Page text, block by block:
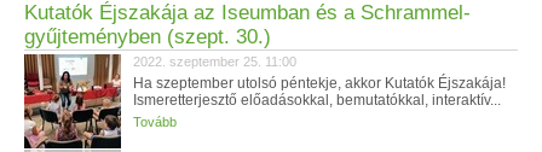
Kutatók Éjszakája az Iseumban és a Schrammel-
gyűjteményben (szept. 30.)
2022. szeptember 25. 11:00
Ha szeptember utolsó péntekje, akkor Kutatók Éjszakája!
Ismeretterjesztő előadásokkal, bemutatókkal, interaktív...
Tovább